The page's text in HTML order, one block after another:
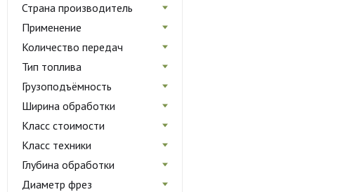
Страна производитель
Применение
Количество передач
Тип топлива
Грузоподъёмность
Ширина обработки
Класс стоимости
Класс техники
Глубина обработки
Диаметр фрез